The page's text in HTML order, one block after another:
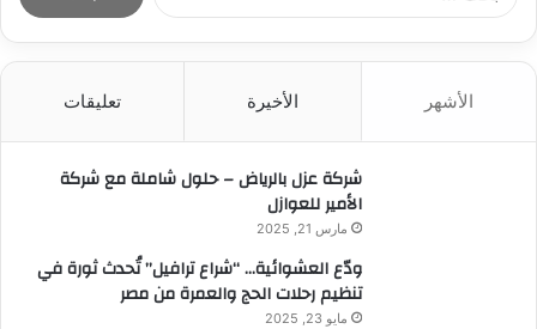
الأشهر الأخيرة تعليقات
شركة عزل بالرياض – حلول شاملة مع شركة
الأمير للعوازل
مارس 21, 2025
ودّع العشوائية… “شراع ترافيل” تُحدث ثورة في
تنظيم رحلات الحج والعمرة من مصر
مايو 23, 2025